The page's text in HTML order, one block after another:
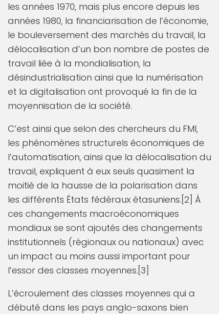
les années 1970, mais plus encore depuis les
années 1980, la financiarisation de l’économie,
le bouleversement des marchés du travail, la
délocalisation d’un bon nombre de postes de
travail liée à la mondialisation, la
désindustrialisation ainsi que la numérisation
et la digitalisation ont provoqué la fin de la
moyennisation de la société.
C’est ainsi que selon des chercheurs du FMI,
les phénomènes structurels économiques de
l’automatisation, ainsi que la délocalisation du
travail, expliquent à eux seuls quasiment la
moitié de la hausse de la polarisation dans
les différents États fédéraux étasuniens.[2] À
ces changements macroéconomiques
mondiaux se sont ajoutés des changements
institutionnels (régionaux ou nationaux) avec
un impact au moins aussi important pour
l’essor des classes moyennes.[3]
L’écroulement des classes moyennes qui a
débuté dans les pays anglo-saxons bien